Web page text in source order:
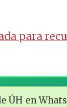
para
ÚH en